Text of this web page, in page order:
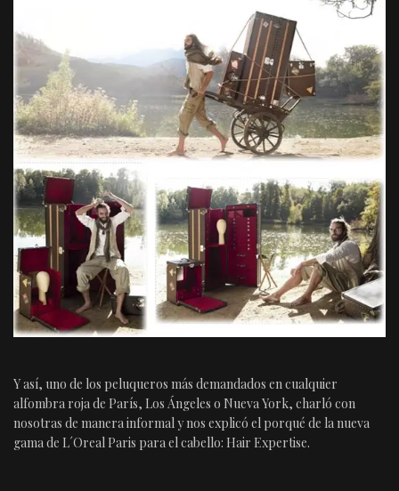
Y así, uno de los peluqueros más demandados en cualquier
alfombra roja de París, Los Ángeles o Nueva York, charló con
nosotras de manera informal y nos explicó el porqué de la nueva
gama de L´Oreal Paris para el cabello: Hair Expertise.